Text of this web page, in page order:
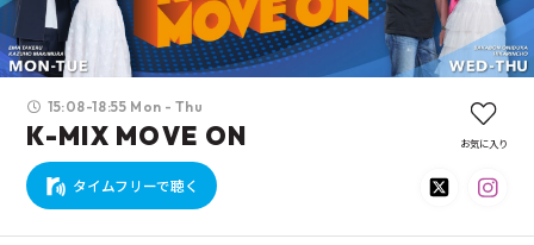
15:08-18:55 Mon - Thu
K-MIX MOVE ON
タイムフリーで聴く
お気に入り